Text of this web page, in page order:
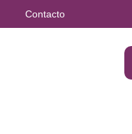
Contacto